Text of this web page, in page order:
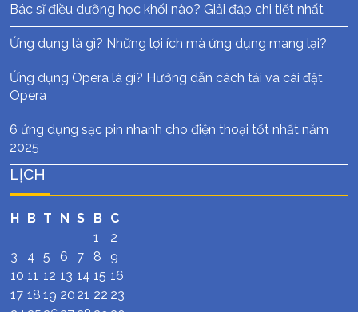
Bác sĩ điều dưỡng học khối nào? Giải đáp chi tiết nhất
Ứng dụng là gì? Những lợi ích mà ứng dụng mang lại?
Ứng dụng Opera là gì? Hướng dẫn cách tải và cài đặt
Opera
6 ứng dụng sạc pin nhanh cho điện thoại tốt nhất năm
2025
LỊCH
H B T N S B C
1
2
3
4 5 6 7 8
9
10 11 12 13 14 15 16
17 18 19 20 21 22 23